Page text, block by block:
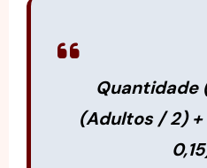
Quantidade
(Adultos / 2)